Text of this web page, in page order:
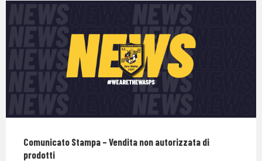
Comunicato Stampa – Vendita non autorizzata di
prodotti